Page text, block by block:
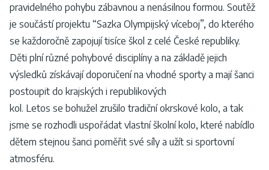
pravidelného pohybu zábavnou a nenásilnou formou. Soutěž
je součástí projektu “Sazka Olympijský víceboj”, do kterého
se každoročně zapojují tisíce škol z celé České republiky.
Děti plní různé pohybové disciplíny a na základě jejich
výsledků získávají doporučení na vhodné sporty a mají šanci
postoupit do krajských i republikových
kol. Letos se bohužel zrušilo tradiční okrskové kolo, a tak
jsme se rozhodli uspořádat vlastní školní kolo, které nabídlo
dětem stejnou šanci poměřit své síly a užít si sportovní
atmosféru.